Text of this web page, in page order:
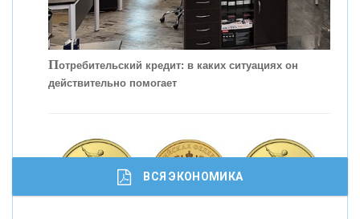
Скорость - один из главных трендов в
кредитовании бизнеса - «Интервью»
Потребительский кредит: в каких ситуациях он
действительно помогает
ВСЯ ЭКОНОМИКА